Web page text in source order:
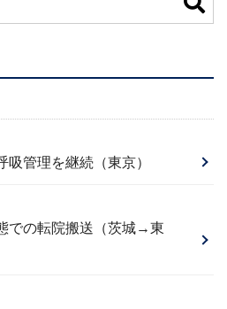
管理を継続（東京）
での転院搬送（茨城→東